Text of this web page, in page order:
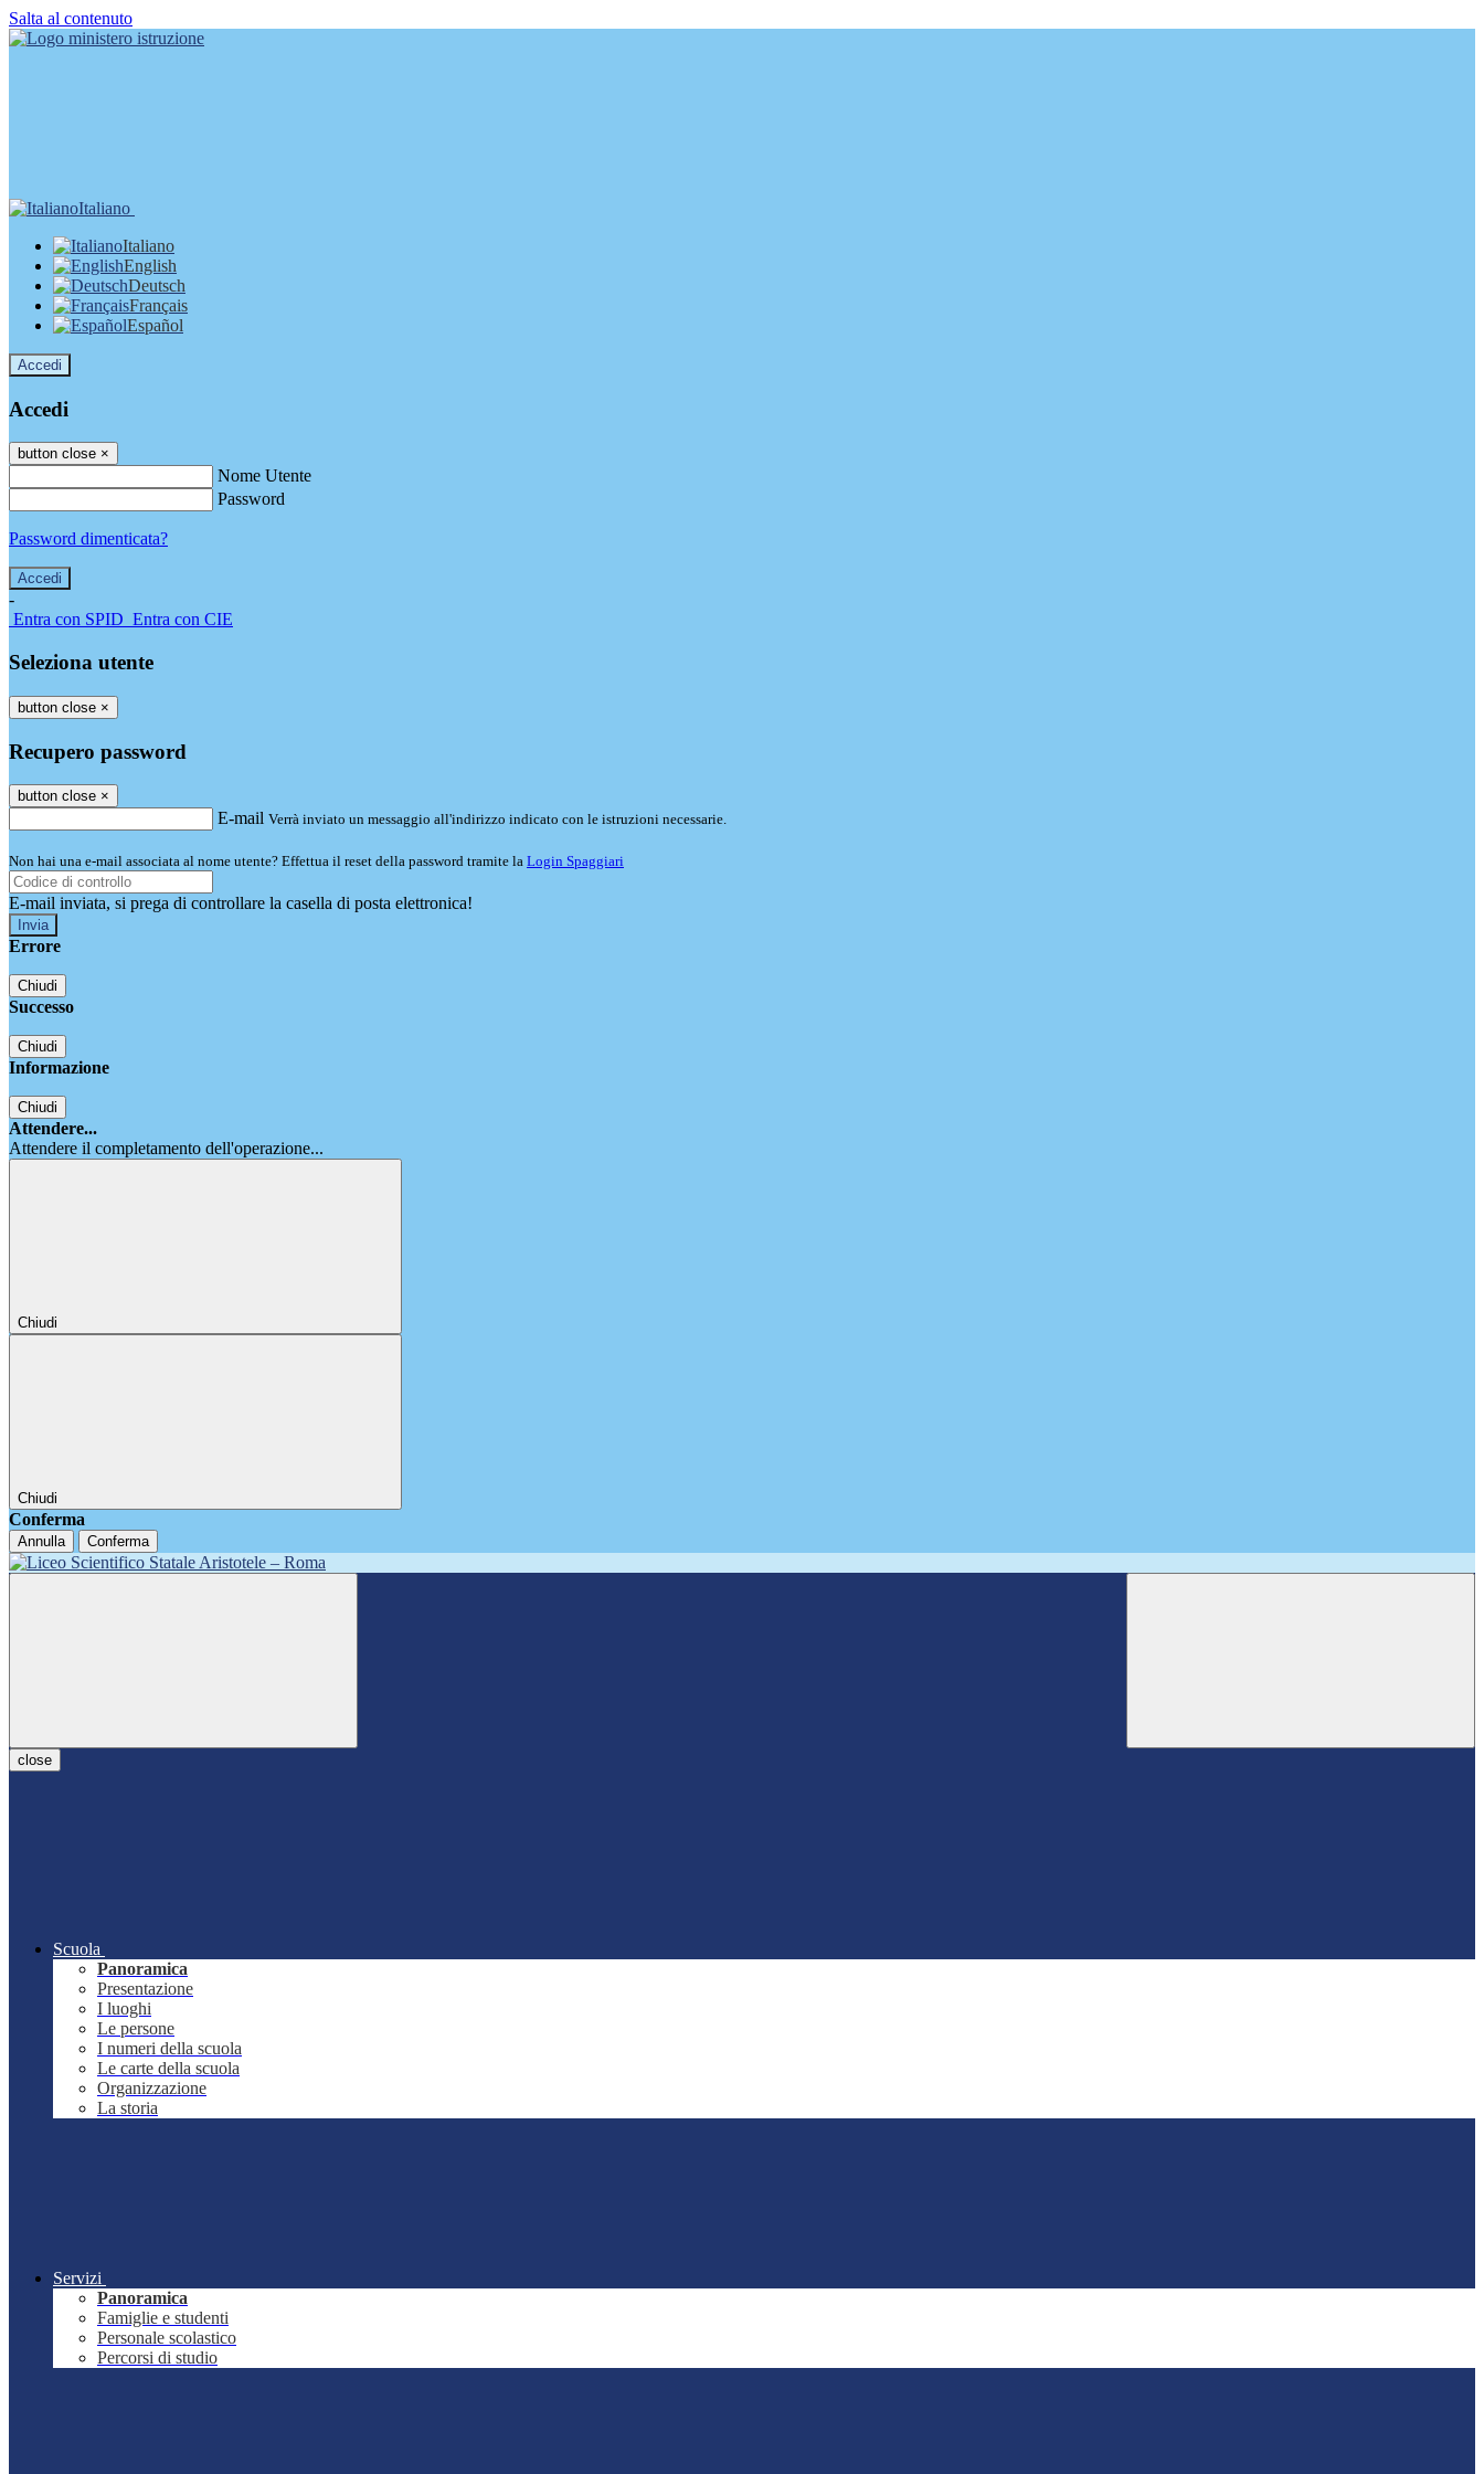
Salta al contenuto
Italiano
Italiano
English
Deutsch
Français
Español
Accedi
Accedi
button close ×
Nome Utente
Password
Password dimenticata?
-
Entra con SPID Entra con CIE
Seleziona utente
button close ×
Recupero password
button close ×
E-mail Verrà inviato un messaggio all'indirizzo indicato con le istruzioni necessarie.
Non hai una e-mail associata al nome utente? Effettua il reset della password tramite la Login Spaggiari
E-mail inviata, si prega di controllare la casella di posta elettronica!
Errore
Chiudi
Successo
Chiudi
Informazione
Chiudi
Attendere...
Attendere il completamento dell'operazione...
Chiudi
Chiudi
Conferma
Annulla Conferma
close
Scuola
Panoramica
Presentazione
I luoghi
Le persone
I numeri della scuola
Le carte della scuola
Organizzazione
La storia
Servizi
Panoramica
Famiglie e studenti
Personale scolastico
Percorsi di studio